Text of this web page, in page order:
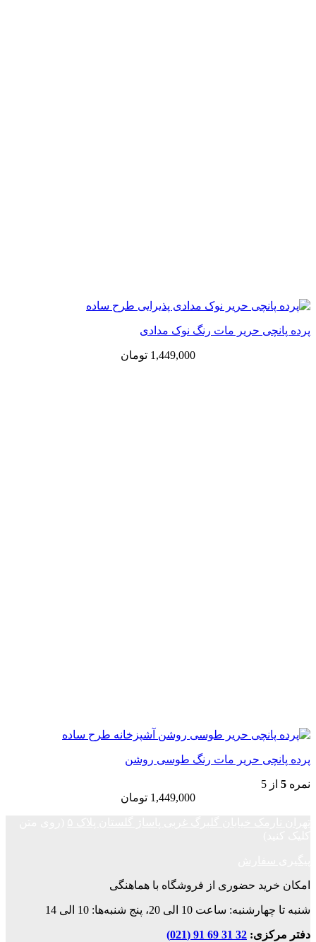
پرده پانچی حریر مات رنگ نوک مدادی
1,449,000 تومان
پرده پانچی حریر مات رنگ طوسی روشن
نمره5 از 5
1,449,000 تومان
امکان خرید حضوری از فروشگاه با هماهنگی
شنبه تا چهارشنبه: ساعت 10 الی 20، پنج شنبه‌ها: 10 الی 14
دفتر مرکزی:32 31 69 91 (021)